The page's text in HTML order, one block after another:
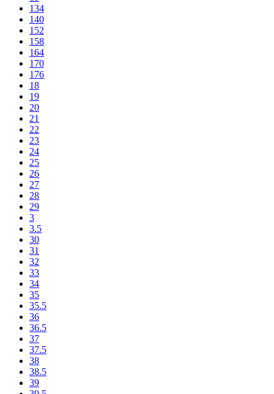
134
140
152
158
164
170
176
18
19
20
21
22
23
24
25
26
27
28
29
3
3.5
30
31
32
33
34
35
35.5
36
36.5
37
37.5
38
38.5
39